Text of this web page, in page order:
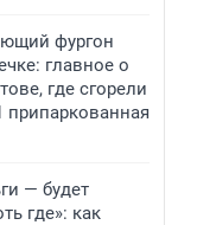
фургон
главное о
где сгорели
припаркованная
— будет
где»: как